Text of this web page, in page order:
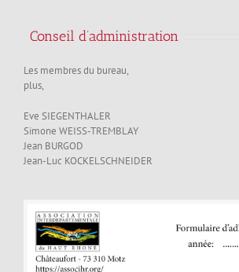
Conseil d’administration
Les membres du bureau,
plus,
Eve SIEGENTHALER
Simone WEISS-TREMBLAY
Jean BURGOD
Jean-Luc KOCKELSCHNEIDER